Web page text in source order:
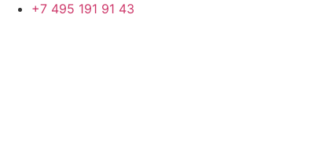
+7 495 191 91 43